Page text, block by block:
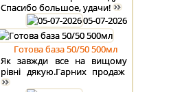
Спасибо большое, удачи!
05-07-2026
Готова база 50/50 500мл
Як завжди все на вищому
рівні дякую.Гарних продаж